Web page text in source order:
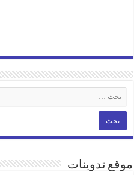
موقع تدوينات